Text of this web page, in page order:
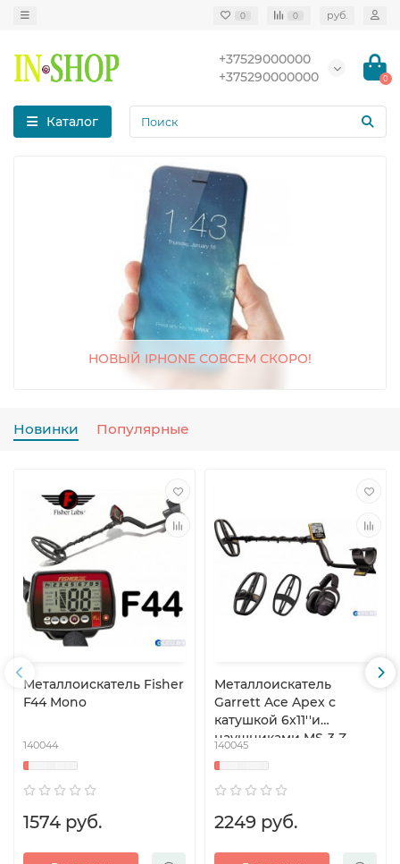
0 0 руб.
+37529000000
+375290000000
0
Каталог
НОВЫЙ IPHONE СОВСЕМ СКОРО!
Новинки Популярные
Металлоискатель Fisher
F44 Mono
140044
1574 руб.
Металлоискатель
Garrett Ace Apex с
катушкой 6x11''и
наушниками MS-3 Z-
140045
2249 руб.